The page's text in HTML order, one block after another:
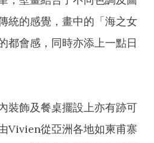
統的感覺，畫中的「海之女
都會感，同時亦添上一點日
裝飾及餐桌擺設上亦有跡可
Vivien從亞洲各地如柬甫寨